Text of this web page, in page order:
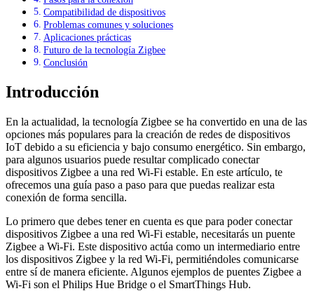
Compatibilidad de dispositivos
Problemas comunes y soluciones
Aplicaciones prácticas
Futuro de la tecnología Zigbee
Conclusión
Introducción
En la actualidad, la tecnología Zigbee se ha convertido en una de las
opciones más populares para la creación de redes de dispositivos
IoT debido a su eficiencia y bajo consumo energético. Sin embargo,
para algunos usuarios puede resultar complicado conectar
dispositivos Zigbee a una red Wi-Fi estable. En este artículo, te
ofrecemos una guía paso a paso para que puedas realizar esta
conexión de forma sencilla.
Lo primero que debes tener en cuenta es que para poder conectar
dispositivos Zigbee a una red Wi-Fi estable, necesitarás un puente
Zigbee a Wi-Fi. Este dispositivo actúa como un intermediario entre
los dispositivos Zigbee y la red Wi-Fi, permitiéndoles comunicarse
entre sí de manera eficiente. Algunos ejemplos de puentes Zigbee a
Wi-Fi son el Philips Hue Bridge o el SmartThings Hub.